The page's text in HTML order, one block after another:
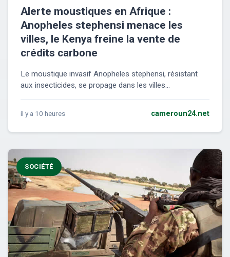
Alerte moustiques en Afrique :
Anopheles stephensi menace les
villes, le Kenya freine la vente de
crédits carbone
Le moustique invasif Anopheles stephensi, résistant
aux insecticides, se propage dans les villes...
il y a 10 heures cameroun24.net
SOCIÉTÉ